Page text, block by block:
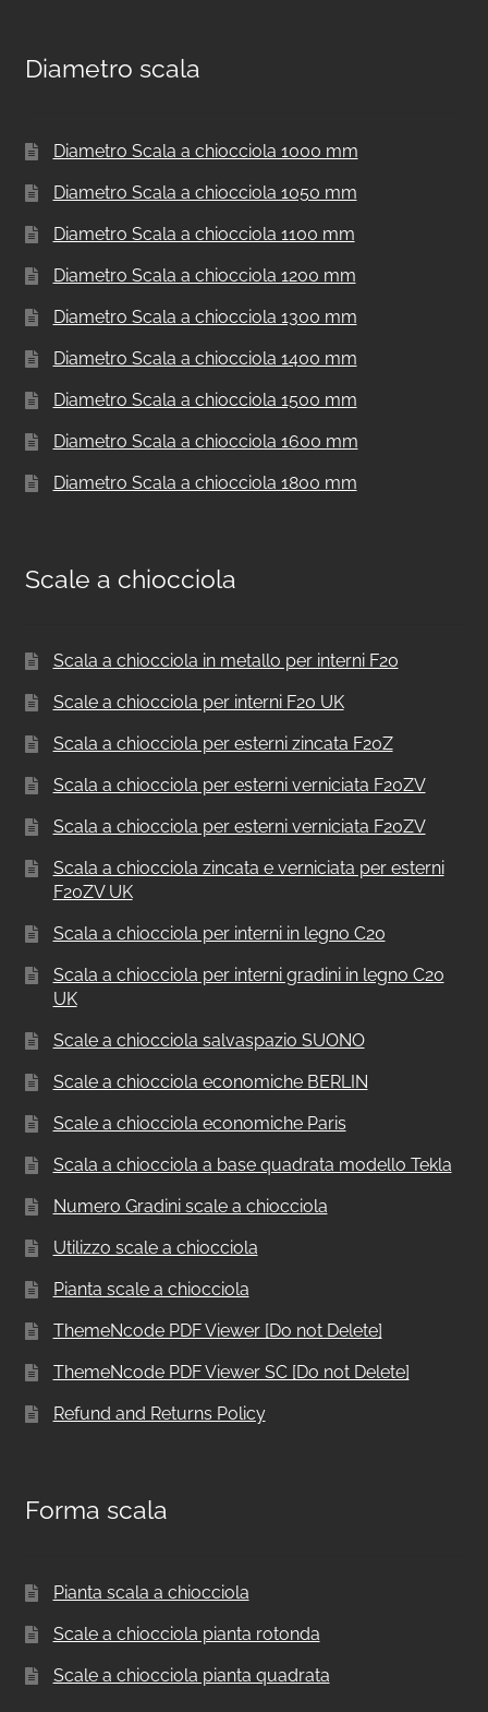
Diametro scala
Diametro Scala a chiocciola 1000 mm
Diametro Scala a chiocciola 1050 mm
Diametro Scala a chiocciola 1100 mm
Diametro Scala a chiocciola 1200 mm
Diametro Scala a chiocciola 1300 mm
Diametro Scala a chiocciola 1400 mm
Diametro Scala a chiocciola 1500 mm
Diametro Scala a chiocciola 1600 mm
Diametro Scala a chiocciola 1800 mm
Scale a chiocciola
Scala a chiocciola in metallo per interni F20
Scale a chiocciola per interni F20 UK
Scala a chiocciola per esterni zincata F20Z
Scala a chiocciola per esterni verniciata F20ZV
Scala a chiocciola per esterni verniciata F20ZV
Scala a chiocciola zincata e verniciata per esterni
F20ZV UK
Scala a chiocciola per interni in legno C20
Scala a chiocciola per interni gradini in legno C20
UK
Scale a chiocciola salvaspazio SUONO
Scale a chiocciola economiche BERLIN
Scale a chiocciola economiche Paris
Scala a chiocciola a base quadrata modello Tekla
Numero Gradini scale a chiocciola
Utilizzo scale a chiocciola
Pianta scale a chiocciola
ThemeNcode PDF Viewer [Do not Delete]
ThemeNcode PDF Viewer SC [Do not Delete]
Refund and Returns Policy
Forma scala
Pianta scala a chiocciola
Scale a chiocciola pianta rotonda
Scale a chiocciola pianta quadrata